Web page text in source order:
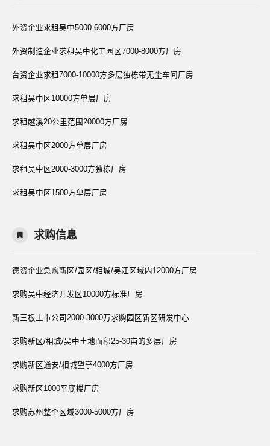
外资企业求租吴中5000-6000方厂房
外资制造企业求租吴中化工园区7000-8000方厂房
台资企业求租7000-10000方多层独栋带无尘车间厂房
求租吴中区10000方单层厂房
求租越溪20公里范围20000方厂房
求租吴中区2000方单层厂房
求租吴中区2000-3000方独栋厂房
求租吴中区1500方单层厂房
求购信息
德资企业急购新区/园区/相城/吴江区域内12000方厂房
求购吴中经济开发区10000方标准厂房
新三板上市公司2000-3000万求购园区新区研发中心
求购新区/相城/吴中土地面积25-30亩的多层厂房
求购新区通安/相城望亭4000方厂房
求购新区1000平底楼厂房
求购苏州整个区域3000-5000方厂房